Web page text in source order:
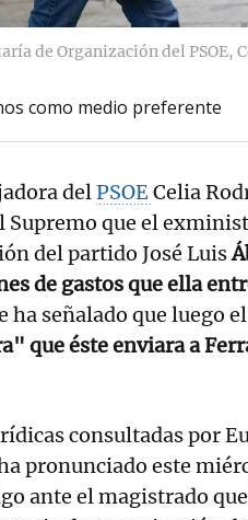
de Organización del PSOE,
como medio preferente
delPSOECelia
Supremo que el
del partido José Luis
de gastos que ella
ha señalado que luego
que éste enviara a
consultadas por
pronunciado este
ante el magistrado